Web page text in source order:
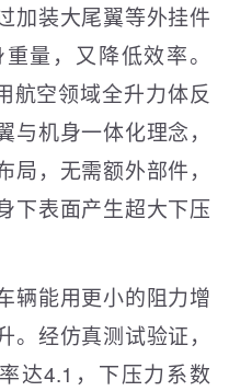
加装大尾翼等外挂件
量，又降低效率。
航空领域全升力体反
机身一体化理念，
，无需额外部件，
下表面产生超大下压
辆能用更小的阻力增
经仿真测试验证，
达4.1，下压力系数